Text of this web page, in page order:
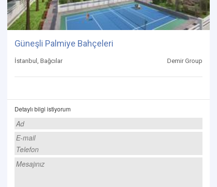
Güneşli Palmiye Bahçeleri
İstanbul, Bağcılar Demir Group
Detaylı bilgi istiyorum